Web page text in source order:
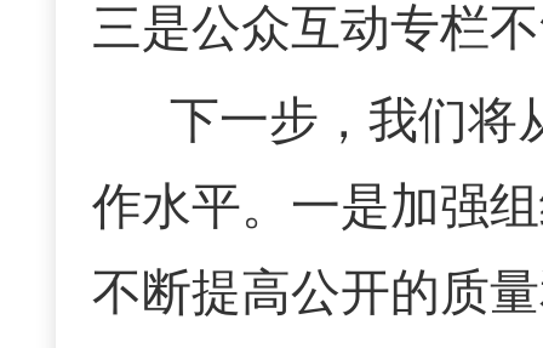
三是公众互动专栏
下一步，我们将
作水平。一是加强
不断提高公开的质